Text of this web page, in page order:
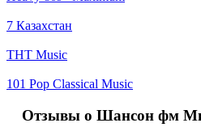
7 Казахстан
ТНТ Music
101 Pop Classical Music
Отзывы о Шансон фм